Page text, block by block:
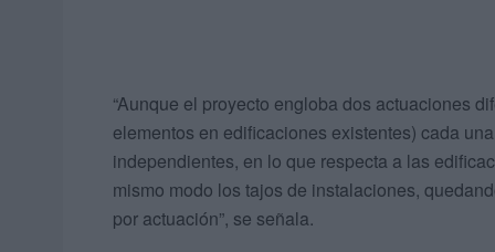
“Aunque el proyecto engloba dos actuaciones
elementos en edificaciones existentes) cada
independientes, en lo que respecta a las
mismo modo los tajos de instalaciones,
por actuación”, se señala.